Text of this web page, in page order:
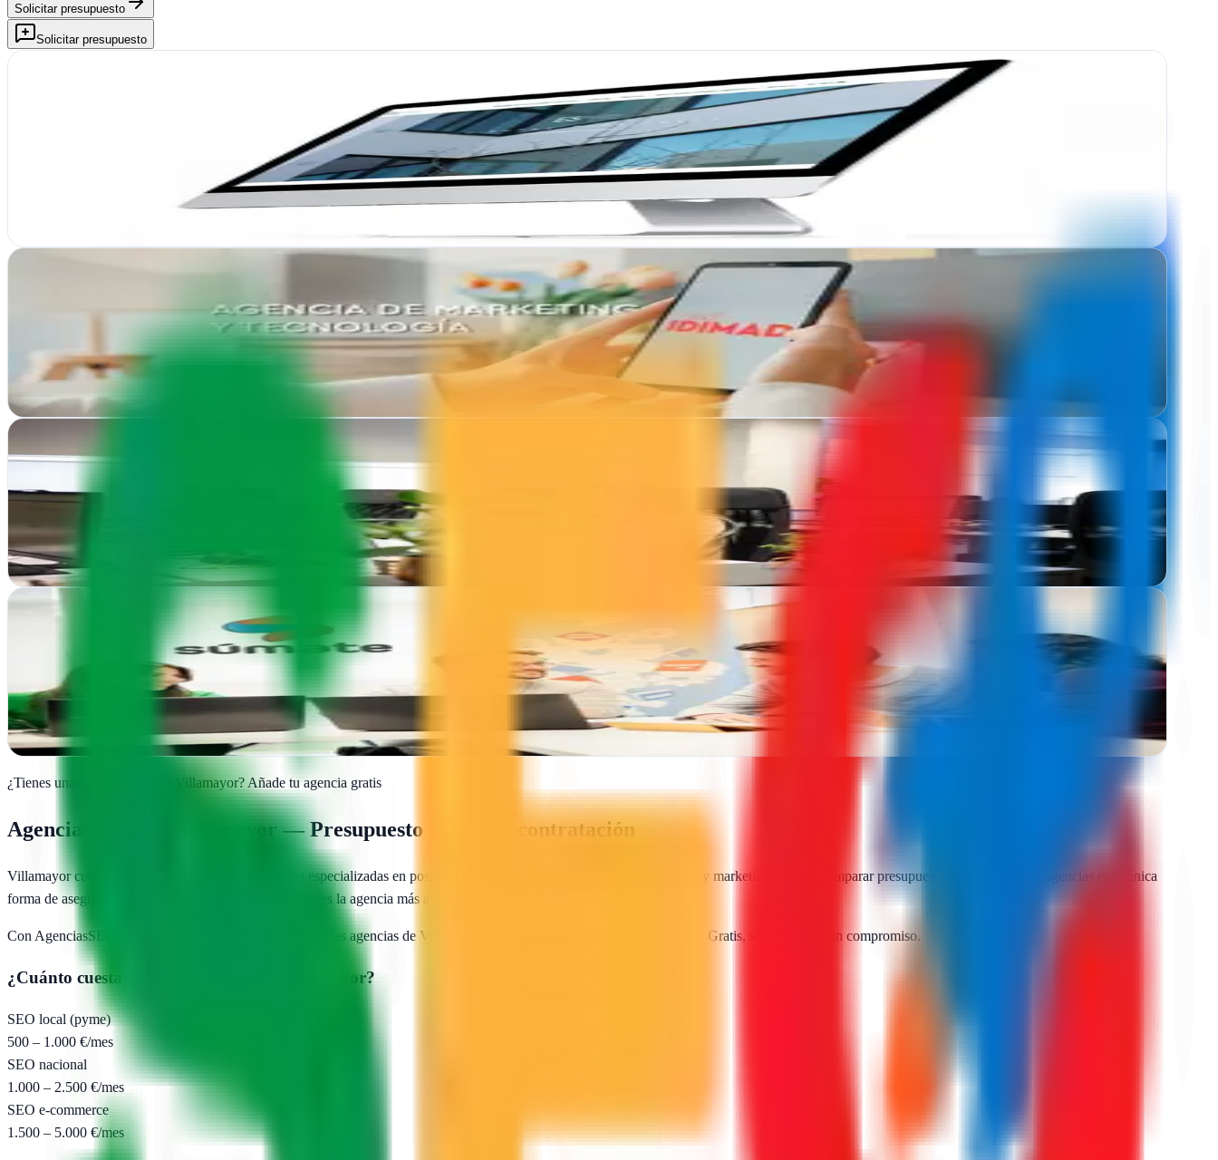
Solicitar presupuesto
Solicitar presupuesto
Dlabs.Consulting transforma negocios en Salamanca con soluciones de e-commerce, diseño web y estrategias de marketing adaptadas a tu presupuesto
Ver ficha
Idimad 360º Agencia de Marketing Digital y Tecnología
Villamayor, Salamanca
Transformamos empresas salmantinas con estrategias digitales integrales, desde diseño web hasta posicionamiento en buscadores
Ver fichacompleta
Pixel Innova
Villamayor, Salamanca
Pixel Innova potencia tu presencia online en Salamanca con estrategias creativas y resultados medibles en redes sociales, SEO y publicidad digital
Ver fichacompleta
Villamayor, Salamanca
Desde Villamayor, Súmate impulsa tu presencia en internet con estrategias de marketing adaptadas a tu negocio. Resultados medibles en el entorno digital
Ver fichacompleta
¿Tienes una agencia SEO en Villamayor?Añade tu agencia gratis
Agencias SEO en Villamayor— Presupuesto y guía de contratación
Villamayorcuenta con
especializadas en posicionamiento web local, SEO para e-commerce y marketing digital. Comparar presupuestos reales de varias agencias es la única
forma de asegurarte de que pagas un precio justo y eliges la agencia más adecuada para tu proyecto.
Con AgenciasSEO.com describes tu proyecto una vez y las agencias de Villamayor te envían sus propuestas directamente. Gratis, sin llamadas, sin compromiso.
¿Cuánto cuesta una agencia SEO en Villamayor?
SEO local (pyme)
500 – 1.000 €/mes
SEO nacional
1.000 – 2.500 €/mes
SEO e-commerce
1.500 – 5.000 €/mes